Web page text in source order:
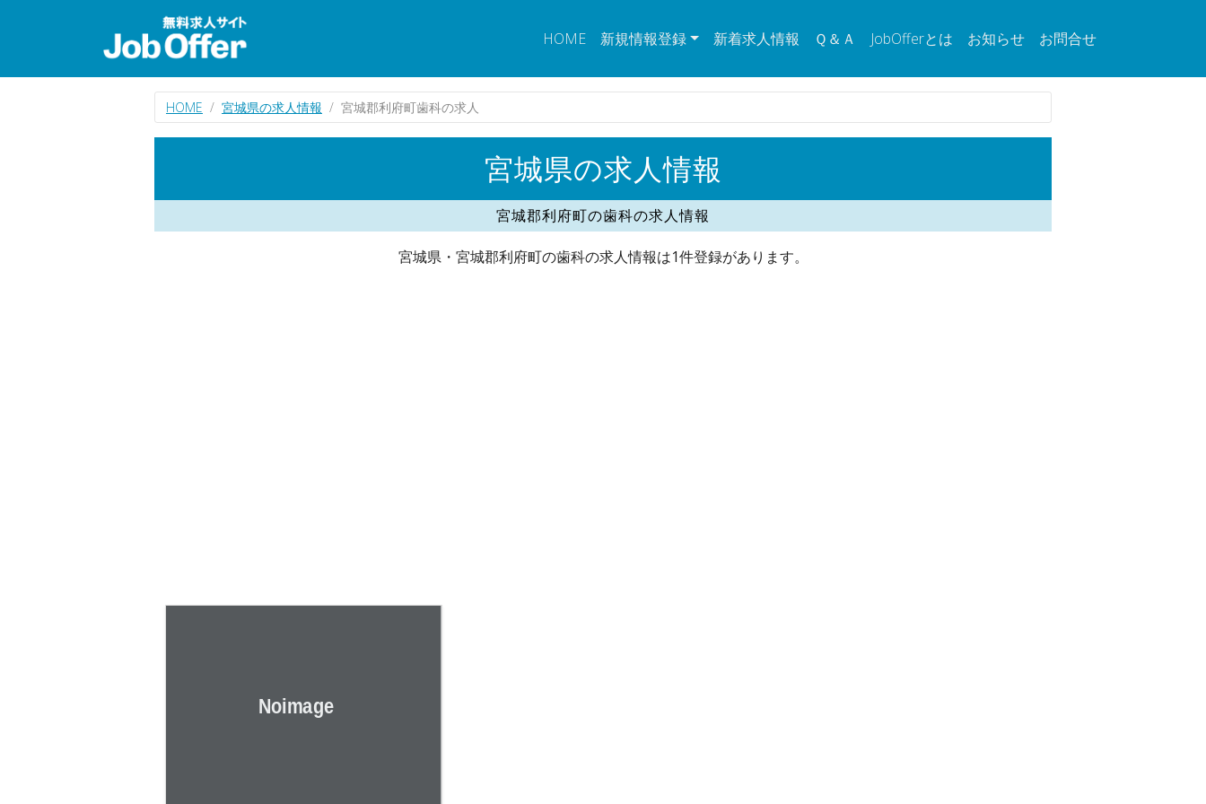
HOME 新規情報登録 新着求人情報 Ｑ＆Ａ JobOfferとは お知らせ お問合せ
HOME 宮城県の求人情報 宮城郡利府町歯科の求人
宮城県の求人情報
宮城郡利府町の歯科の求人情報
宮城県・宮城郡利府町の歯科の求人情報は1件登録があります。